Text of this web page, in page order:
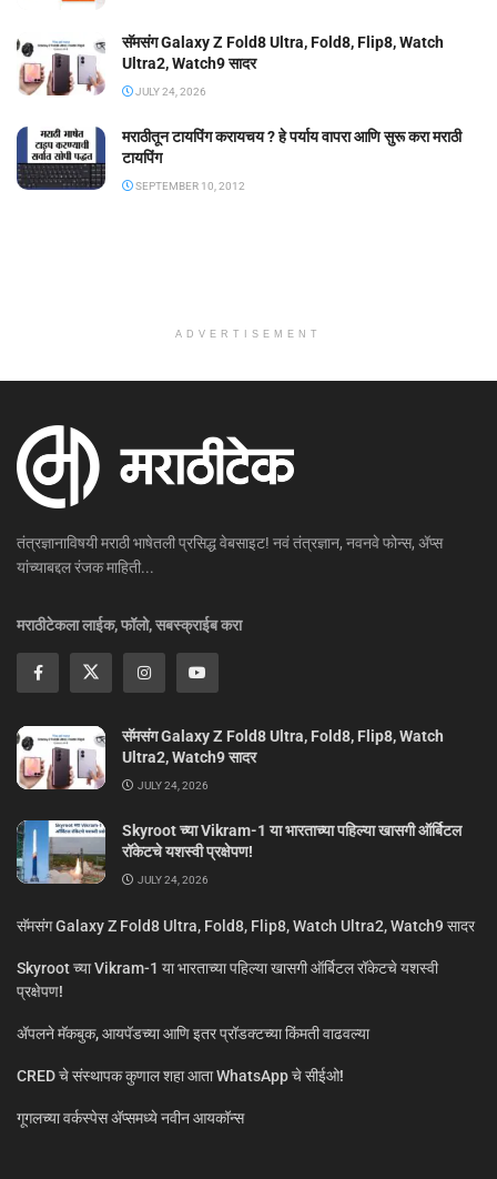
सॅमसंग Galaxy Z Fold8 Ultra, Fold8, Flip8, Watch
Ultra2, Watch9 सादर
JULY 24, 2026
मराठीतून टायपिंग करायचय ? हे पर्याय वापरा आणि सुरू करा मराठी
टायपिंग
SEPTEMBER 10, 2012
ADVERTISEMENT
तंत्रज्ञानाविषयी मराठी भाषेतली प्रसिद्ध वेबसाइट! नवं तंत्रज्ञान, नवनवे फोन्स, ॲप्स
यांच्याबद्दल रंजक माहिती...
मराठीटेकला लाईक, फॉलो, सबस्क्राईब करा
सॅमसंग Galaxy Z Fold8 Ultra, Fold8, Flip8, Watch
Ultra2, Watch9 सादर
JULY 24, 2026
Skyroot च्या Vikram-1 या भारताच्या पहिल्या खासगी ऑर्बिटल
रॉकेटचे यशस्वी प्रक्षेपण!
JULY 24, 2026
सॅमसंग Galaxy Z Fold8 Ultra, Fold8, Flip8, Watch Ultra2, Watch9 सादर
Skyroot च्या Vikram-1 या भारताच्या पहिल्या खासगी ऑर्बिटल रॉकेटचे यशस्वी
प्रक्षेपण!
ॲपलने मॅकबुक, आयपॅडच्या आणि इतर प्रॉडक्टच्या किंमती वाढवल्या
CRED चे संस्थापक कुणाल शहा आता WhatsApp चे सीईओ!
गूगलच्या वर्कस्पेस अ‍ॅप्समध्ये नवीन आयकॉन्स